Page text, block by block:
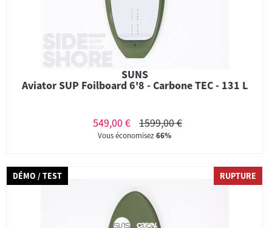
SUNS
Aviator SUP Foilboard 6'8 - Carbone TEC - 131 L
549,00 € 1599,00 €
Vous économisez66%
DÉMO / TEST RUPTURE